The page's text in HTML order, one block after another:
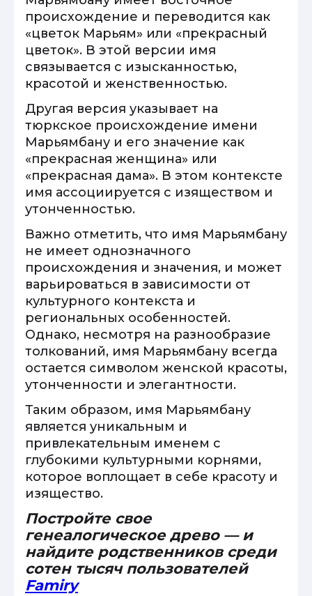
происхождение и переводится как
«цветок Марьям» или «прекрасный
цветок». В этой версии имя
связывается с изысканностью,
красотой и женственностью.
Другая версия указывает на
тюркское происхождение имени
Марьямбану и его значение как
«прекрасная женщина» или
«прекрасная дама». В этом контексте
имя ассоциируется с изяществом и
утонченностью.
Важно отметить, что имя Марьямбану
не имеет однозначного
происхождения и значения, и может
варьироваться в зависимости от
культурного контекста и
региональных особенностей.
Однако, несмотря на разнообразие
толкований, имя Марьямбану всегда
остается символом женской красоты,
утонченности и элегантности.
Таким образом, имя Марьямбану
является уникальным и
привлекательным именем с
глубокими культурными корнями,
которое воплощает в себе красоту и
изящество.
Постройте свое
генеалогическое древо — и
найдите родственников среди
сотен тысяч пользователей
Famiry